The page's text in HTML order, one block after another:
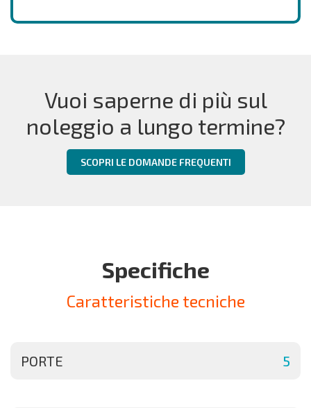
Vuoi saperne di più sul
noleggio a lungo termine?
SCOPRI LE DOMANDE FREQUENTI
Specifiche
Caratteristiche tecniche
PORTE 5